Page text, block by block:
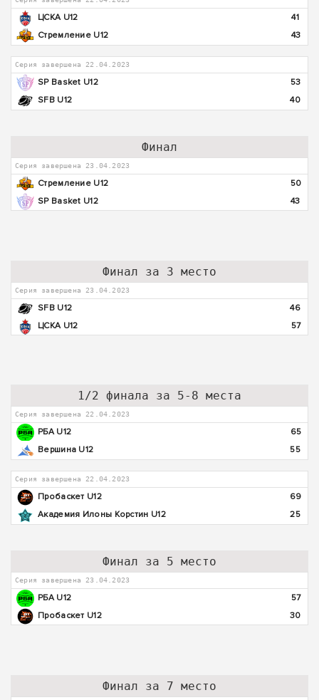
ЦСКА U12
41
Стремление U12
43
Серия завершена 22.04.2023
SP Basket U12
53
SFB U12
40
Финал
Серия завершена 23.04.2023
Стремление U12
50
SP Basket U12
43
Финал за 3 место
Серия завершена 23.04.2023
SFB U12
46
ЦСКА U12
57
1/2 финала за 5-8 места
Серия завершена 22.04.2023
РБА U12
65
Вершина U12
55
Серия завершена 22.04.2023
Пробаскет U12
69
Академия Илоны Корстин U12
25
Финал за 5 место
Серия завершена 23.04.2023
РБА U12
57
Пробаскет U12
30
Финал за 7 место